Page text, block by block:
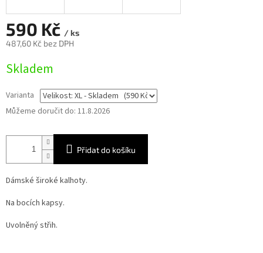
590 Kč / ks
487,60 Kč bez DPH
cena:
Skladem
Varianta
Můžeme doručit do: 11.8.2026
Přidat do košíku
Dámské široké kalhoty.
Na bocích kapsy.
Uvolněný střih.